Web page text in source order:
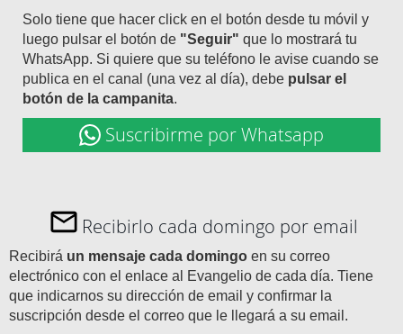
Solo tiene que hacer click en el botón desde tu móvil y
luego pulsar el botón de "Seguir" que lo mostrará tu
WhatsApp. Si quiere que su teléfono le avise cuando se
publica en el canal (una vez al día), debe pulsar el
botón de la campanita.
Suscribirme por Whatsapp
Recibirlo cada domingo por email
Recibirá un mensaje cada domingo en su correo
electrónico con el enlace al Evangelio de cada día. Tiene
que indicarnos su dirección de email y confirmar la
suscripción desde el correo que le llegará a su email.